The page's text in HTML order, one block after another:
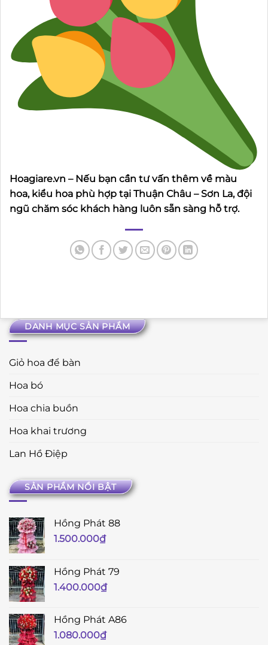
DANH MỤC SẢN PHẨM
Giỏ hoa để bàn
Hoa bó
Hoa chia buồn
Hoa khai trương
Lan Hồ Điệp
SẢN PHẨM NỔI BẬT
Hồng Phát 88
1.500.000₫
Hồng Phát 79
1.400.000₫
Hồng Phát A86
1.080.000₫
Hoagiare.vn – Nếu bạn cần tư vấn thêm về màu
hoa, kiểu hoa phù hợp tại Thuận Châu – Sơn La, đội
ngũ chăm sóc khách hàng luôn sẵn sàng hỗ trợ.